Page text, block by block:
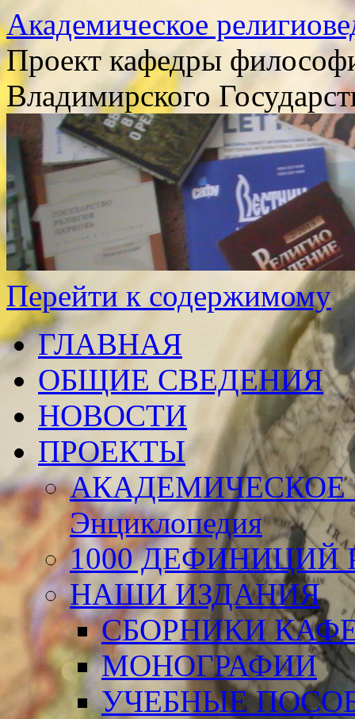
Академическое
Проект кафедры
Владимирского
Перейти к содержимому
ГЛАВНАЯ
ОБЩИЕ СВЕДЕНИЯ
НОВОСТИ
ПРОЕКТЫ
АКАДЕМИЧЕСКОЕ
Энциклопедия
1000 ДЕФИНИЦИЙ
НАШИ ИЗДАНИЯ
СБОРНИКИ
МОНОГРАФИИ
УЧЕБНЫЕ